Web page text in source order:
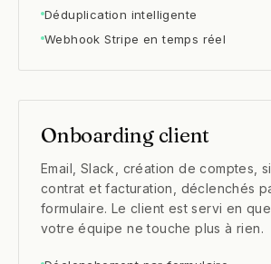
Déduplication intelligente
Webhook Stripe en temps réel
Onboarding client
Email, Slack, création de comptes,
contrat et facturation, déclenchés
formulaire. Le client est servi en
votre équipe ne touche plus à rien.